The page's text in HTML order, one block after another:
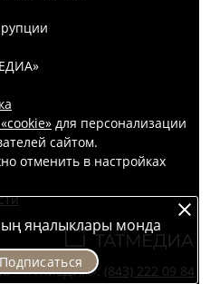
яңалыклары монда
Подписаться
для персонализации
сайтом.
отменить в настройках
«ТАТМЕДИА»: (843) 222 09 84